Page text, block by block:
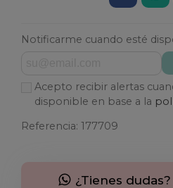
Notificarme cuando esté
Acepto recibir alertas
disponible en base a la
Referencia: 177709
¿Tienes